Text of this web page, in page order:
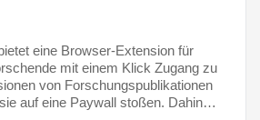
eine Browser-Extension für
mit einem Klick Zugang zu
von Forschungspublikationen
auf eine Paywall stoßen. Dahin…